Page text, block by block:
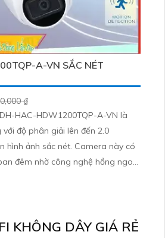
A-VN SẮC NÉT
₫
HAC-HDW1200TQP-A-VN là
độ phân giải lên đến 2.0
sắc nét. Camera này có
đêm nhờ công nghệ hồng ngoại
KHÔNG DÂY GIÁ RẺ